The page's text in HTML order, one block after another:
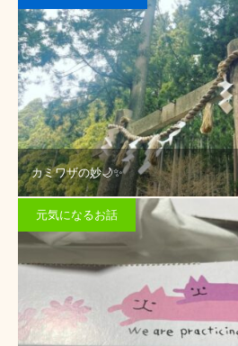
カミワザの妙🌙✨
元気になるお話